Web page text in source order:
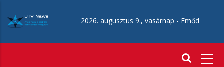
tartalomra
2026. augusztus 9., vasárnap - Emőd